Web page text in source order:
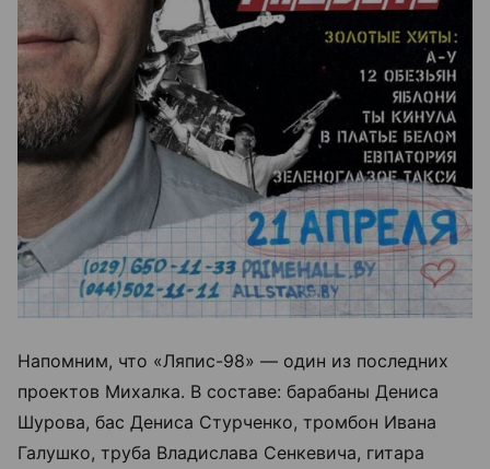
Напомним, что «Ляпис-98» — один из последних
проектов Михалка. В составе: барабаны Дениса
Шурова, бас Дениса Стурченко, тромбон Ивана
Галушко, труба Владислава Сенкевича, гитара